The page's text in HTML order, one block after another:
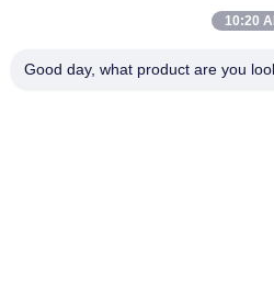
Le bâtiment de l'industrie de la
Rongtian, district de Pingshan,
10:20
Good day, what product are you